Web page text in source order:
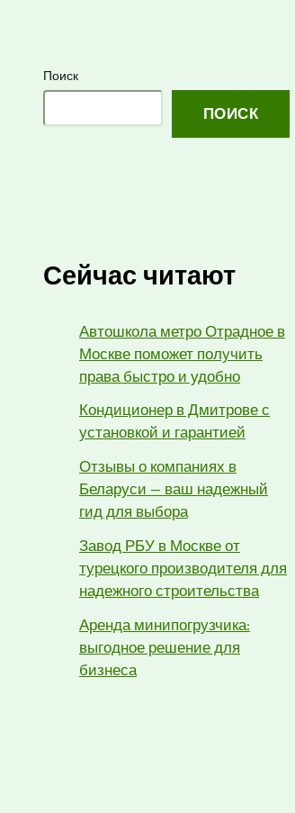
Поиск
ПОИСК
Сейчас читают
Автошкола метро Отрадное в
Москве поможет получить
права быстро и удобно
Кондиционер в Дмитрове с
установкой и гарантией
Отзывы о компаниях в
Беларуси — ваш надежный
гид для выбора
Завод РБУ в Москве от
турецкого производителя для
надежного строительства
Аренда минипогрузчика:
выгодное решение для
бизнеса